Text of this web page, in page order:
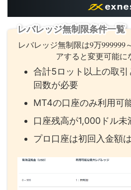
レバレッジ無制限条件一覧
レバレッジ無制限は9万999999
アすると変更可能に
合計5ロット以上の取引
回数が必要
MT4の口座のみ利用可
口座残高が1,000ドル未
プロ口座は初回入金額